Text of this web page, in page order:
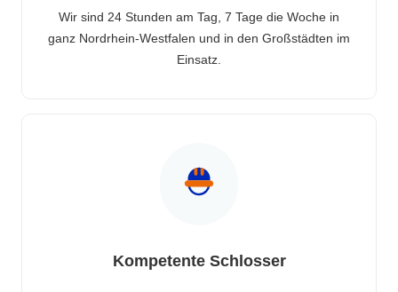
Wir sind 24 Stunden am Tag, 7 Tage die Woche in
ganz Nordrhein-Westfalen und in den Großstädten im
Einsatz.
Kompetente Schlosser